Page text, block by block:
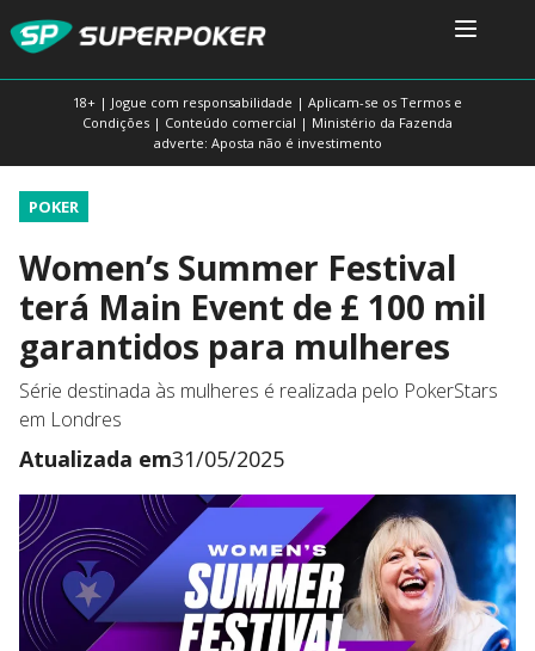
18+ | Jogue com responsabilidade | Aplicam-se os Termos e
Condições | Conteúdo comercial | Ministério da Fazenda
adverte: Aposta não é investimento
POKER
Women’s Summer Festival
terá Main Event de £ 100 mil
garantidos para mulheres
Série destinada às mulheres é realizada pelo PokerStars
em Londres
Atualizada em31/05/2025